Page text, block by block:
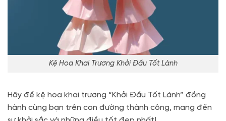
Kệ Hoa Khai Trương Khởi Đầu Tốt Lành
Hãy để kệ hoa khai trương “Khởi Đầu Tốt Lành” đồng
hành cùng bạn trên con đường thành công, mang đến